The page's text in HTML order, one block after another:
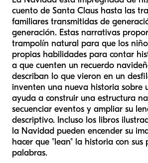
cuento de Santa Claus hasta las
familiares transmitidas de
generación. Estas narrativas
trampolín natural para que los
propias habilidades para contar
a que cuenten un recuerdo
describan lo que vieron en un
inventen una nueva historia sobre
ayuda a construir una estructura
secuenciar eventos y ampliar su
descriptivo. Incluso los libros
la Navidad pueden encender su
hacer que "lean" la historia con sus
palabras.